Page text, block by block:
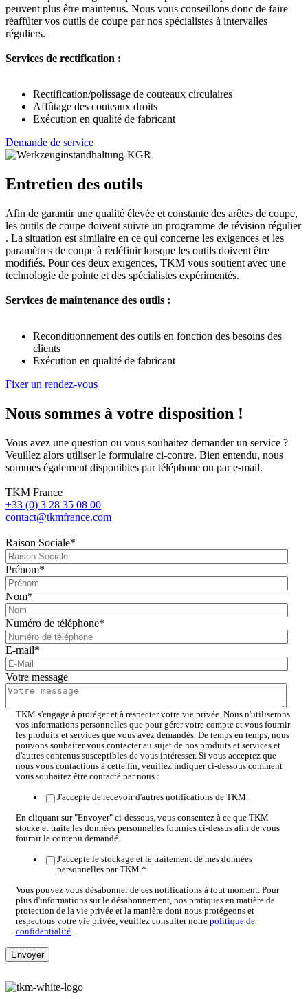
peuvent plus être maintenus. Nous vous conseillons donc de faire
réaffûter vos outils de coupe par nos spécialistes à intervalles
réguliers.
Services de rectification :
Rectification/polissage de couteaux circulaires
Affûtage des couteaux droits
Exécution en qualité de fabricant
Demande de service
Entretien des outils
Afin de garantir une qualité élevée et constante des arêtes de coupe,
les outils de coupe doivent suivre un programme de révision régulier
. La situation est similaire en ce qui concerne les exigences et les
paramètres de coupe à redéfinir lorsque les outils doivent être
modifiés. Pour ces deux exigences, TKM vous soutient avec une
technologie de pointe et des spécialistes expérimentés.
Services de maintenance des outils :
Reconditionnement des outils en fonction des besoins des
clients
Exécution en qualité de fabricant
Fixer un rendez-vous
Nous sommes à votre disposition !
Vous avez une question ou vous souhaitez demander un service ?
Veuillez alors utiliser le formulaire ci-contre. Bien entendu, nous
sommes également disponibles par téléphone ou par e-mail.
TKM France
+33 (0) 3 28 35 08 00
contact@tkmfrance.com
Raison Sociale*
Prénom*
Nom*
Numéro de téléphone*
E-mail*
Votre message
TKM s'engage à protéger et à respecter votre vie privée. Nous n'utiliserons
vos informations personnelles que pour gérer votre compte et vous fournir
les produits et services que vous avez demandés. De temps en temps, nous
pouvons souhaiter vous contacter au sujet de nos produits et services et
d'autres contenus susceptibles de vous intéresser. Si vous acceptez que
nous vous contactions à cette fin, veuillez indiquer ci-dessous comment
vous souhaitez être contacté par nous :
J'accepte de recevoir d'autres notifications de TKM.
En cliquant sur "Envoyer" ci-dessous, vous consentez à ce que TKM
stocke et traite les données personnelles fournies ci-dessus afin de vous
fournir le contenu demandé.
J'accepte le stockage et le traitement de mes données
personnelles par TKM. *
Vous pouvez vous désabonner de ces notifications à tout moment. Pour
plus d'informations sur le désabonnement, nos pratiques en matière de
protection de la vie privée et la manière dont nous protégeons et
respectons votre vie privée, veuillez consulter notre politique de
confidentialité